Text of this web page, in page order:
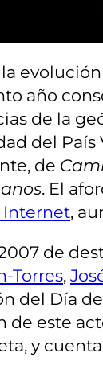
la
año
de la
del País
de
. El
Internet,
de
Torres,
del Día
de este
y